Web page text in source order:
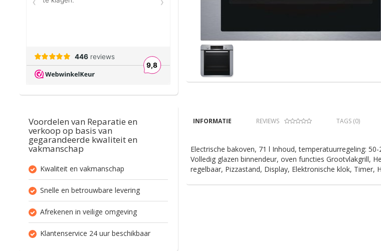
Voordelen van Reparatie en
verkoop op basis van
gegarandeerde kwaliteit en
vakmanschap
Kwaliteit en vakmanschap
Snelle en betrouwbare levering
Afrekenen in veilige omgeving
Klantenservice 24 uur beschikbaar
INFORMATIE REVIEWS TAGS (0)
Electrische bakoven, 71 l Inhoud, temperatuurregeling:
Volledig glazen binnendeur, oven functies Grootvlakgrill,
regelbaar, Pizzastand, Display, Elektronische klok, Timer,